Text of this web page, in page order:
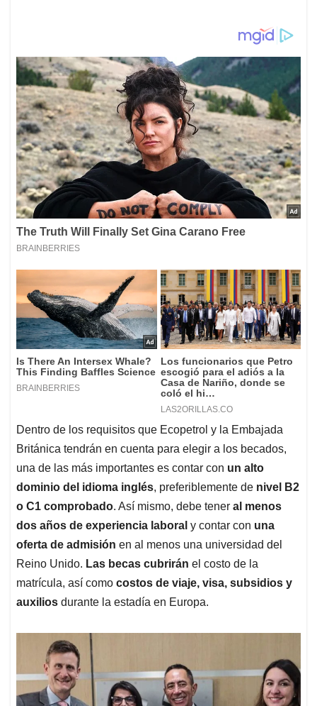
Dentro de los requisitos que Ecopetrol y la Embajada
Británica tendrán en cuenta para elegir a los becados,
una de las más importantes es contar con un alto
dominio del idioma inglés, preferiblemente de nivel B2
o C1 comprobado. Así mismo, debe tener al menos
dos años de experiencia laboral y contar con una
oferta de admisión en al menos una universidad del
Reino Unido. Las becas cubrirán el costo de la
matrícula, así como costos de viaje, visa, subsidios y
auxilios durante la estadía en Europa.